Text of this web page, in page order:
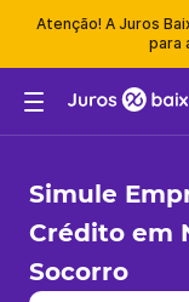
Atenção! A Juros
para
Simule
Crédito em
Socorro